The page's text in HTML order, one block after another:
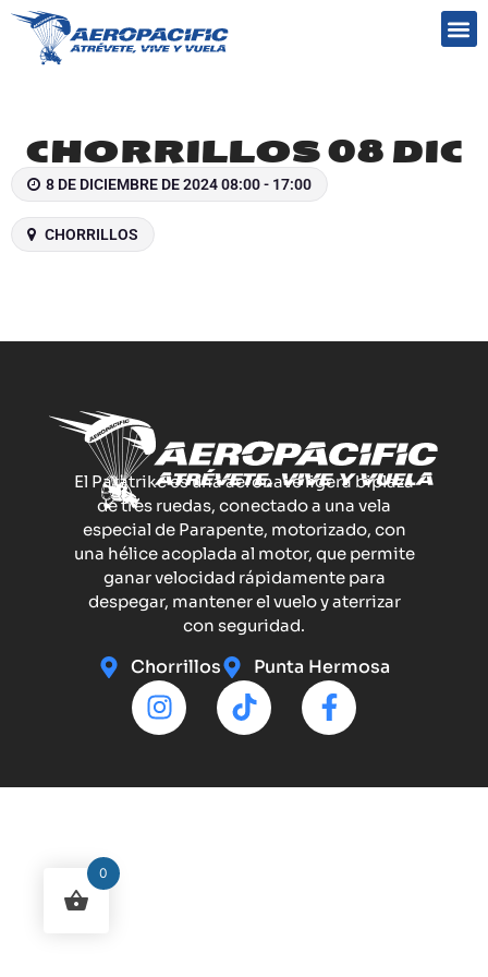
CHORRILLOS 08 DIC
8 DE DICIEMBRE DE 2024 08:00 - 17:00
CHORRILLOS
El Paratrike es una aeronave ligera biplaza
de tres ruedas, conectado a una vela
especial de Parapente, motorizado, con
una hélice acoplada al motor, que permite
ganar velocidad rápidamente para
despegar, mantener el vuelo y aterrizar
con seguridad.
Chorrillos Punta Hermosa
0